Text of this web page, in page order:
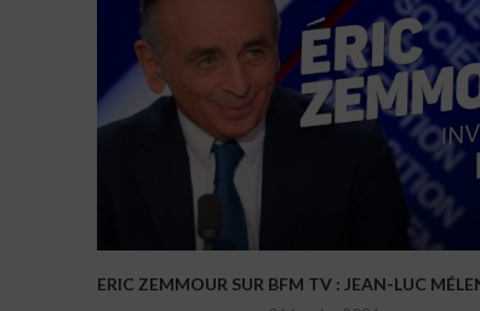
ERIC ZEMMOUR SUR BFM TV : JEAN-LUC